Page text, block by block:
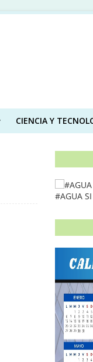
CIENCIA Y
#AGUA